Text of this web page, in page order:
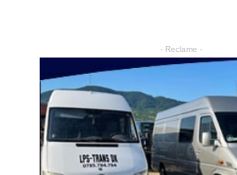
- Reclame -